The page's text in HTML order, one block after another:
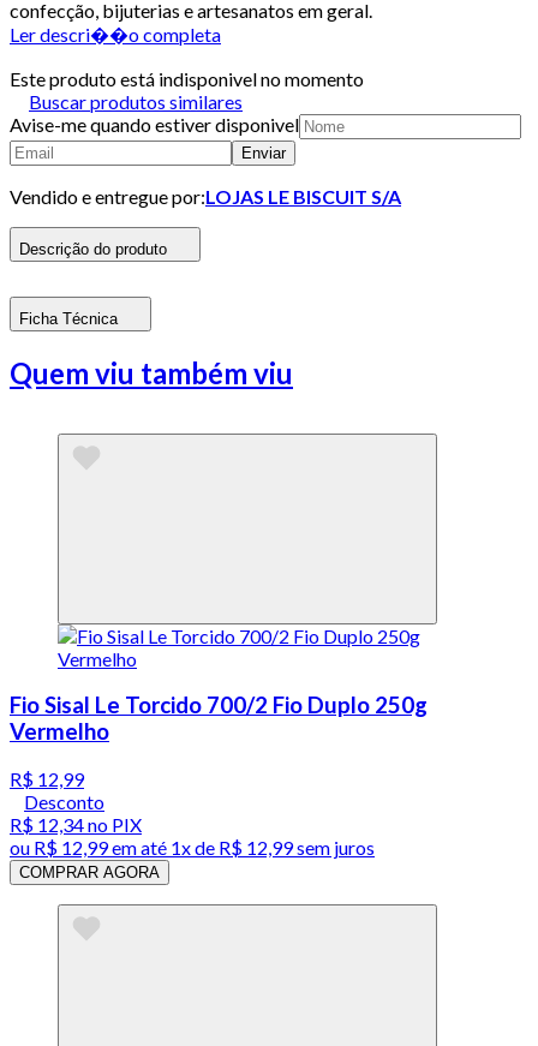
confecção, bijuterias e artesanatos em geral.
Ler descri��o completa
Este produto está indisponivel no momento
Buscar produtos similares
Avise-me quando estiver disponivel
Enviar
Vendido e entregue por:LOJAS LE BISCUIT S/A
Descrição do produto
Ficha Técnica
Quem viu também viu
Fio Sisal Le Torcido 700/2 Fio Duplo 250g
Vermelho
R$ 12,99
Desconto
R$ 12,34no PIX
ou R$ 12,99em até 1x de R$ 12,99sem juros
COMPRAR AGORA